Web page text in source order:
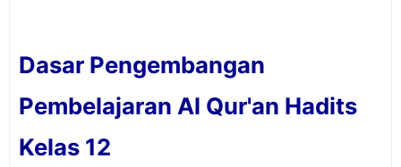
Dasar Pengembangan
Pembelajaran Al Qur'an Hadits
Kelas 12